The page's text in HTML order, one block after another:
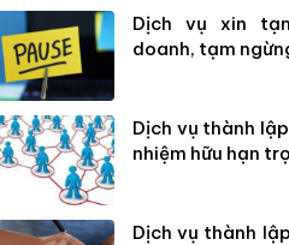
Dịch vụ xin
doanh, tạm
Dịch vụ thành
nhiệm hữu hạn
Dịch vụ thành